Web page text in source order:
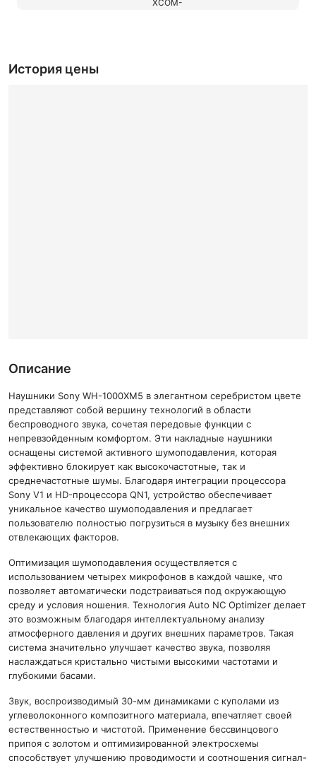
История цены
Описание
Наушники Sony WH-1000XM5 в элегантном серебристом цвете
представляют собой вершину технологий в области
беспроводного звука, сочетая передовые функции с
непревзойденным комфортом. Эти накладные наушники
оснащены системой активного шумоподавления, которая
эффективно блокирует как высокочастотные, так и
среднечастотные шумы. Благодаря интеграции процессора
Sony V1 и HD-процессора QN1, устройство обеспечивает
уникальное качество шумоподавления и предлагает
пользователю полностью погрузиться в музыку без внешних
отвлекающих факторов.
Оптимизация шумоподавления осуществляется с
использованием четырех микрофонов в каждой чашке, что
позволяет автоматически подстраиваться под окружающую
среду и условия ношения. Технология Auto NC Optimizer делает
это возможным благодаря интеллектуальному анализу
атмосферного давления и других внешних параметров. Такая
система значительно улучшает качество звука, позволяя
наслаждаться кристально чистыми высокими частотами и
глубокими басами.
Звук, воспроизводимый 30-мм динамиками с куполами из
углеволоконного композитного материала, впечатляет своей
естественностью и чистотой. Применение бессвинцового
припоя с золотом и оптимизированной электросхемы
способствует улучшению проводимости и соотношения сигнал-